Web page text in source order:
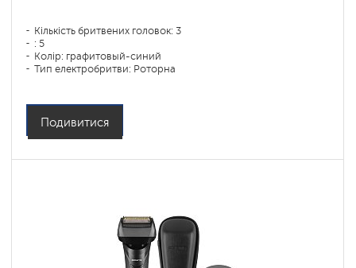
Кількість бритвених головок: 3
: 5
Колір: графитовый-синий
Тип електробритви: Роторна
Час зарядки акумулятора: 1,5
Подивитися